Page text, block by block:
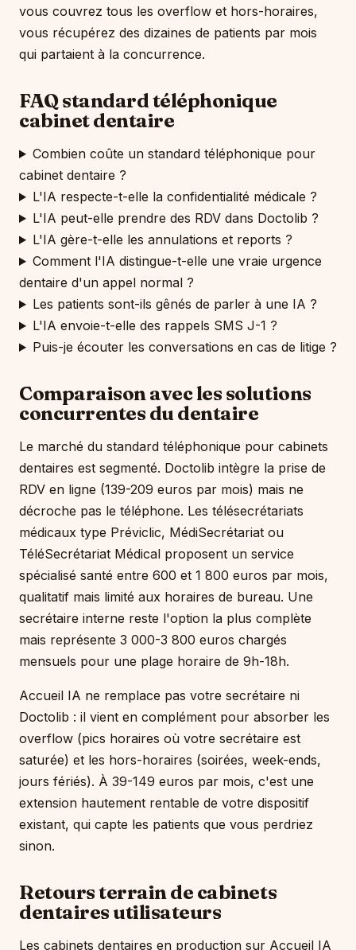
vous couvrez tous les overflow et hors-horaires,
vous récupérez des dizaines de patients par mois
qui partaient à la concurrence.
FAQ standard téléphonique
cabinet dentaire
Combien coûte un standard téléphonique pour
cabinet dentaire ?
L'IA respecte-t-elle la confidentialité médicale ?
L'IA peut-elle prendre des RDV dans Doctolib ?
L'IA gère-t-elle les annulations et reports ?
Comment l'IA distingue-t-elle une vraie urgence
dentaire d'un appel normal ?
Les patients sont-ils gênés de parler à une IA ?
L'IA envoie-t-elle des rappels SMS J-1 ?
Puis-je écouter les conversations en cas de litige ?
Comparaison avec les solutions
concurrentes du dentaire
Le marché du standard téléphonique pour cabinets
dentaires est segmenté. Doctolib intègre la prise de
RDV en ligne (139-209 euros par mois) mais ne
décroche pas le téléphone. Les télésecrétariats
médicaux type Préviclic, MédiSecrétariat ou
TéléSecrétariat Médical proposent un service
spécialisé santé entre 600 et 1 800 euros par mois,
qualitatif mais limité aux horaires de bureau. Une
secrétaire interne reste l'option la plus complète
mais représente 3 000-3 800 euros chargés
mensuels pour une plage horaire de 9h-18h.
Accueil IA ne remplace pas votre secrétaire ni
Doctolib : il vient en complément pour absorber les
overflow (pics horaires où votre secrétaire est
saturée) et les hors-horaires (soirées, week-ends,
jours fériés). À 39-149 euros par mois, c'est une
extension hautement rentable de votre dispositif
existant, qui capte les patients que vous perdriez
sinon.
Retours terrain de cabinets
dentaires utilisateurs
Les cabinets dentaires en production sur Accueil IA